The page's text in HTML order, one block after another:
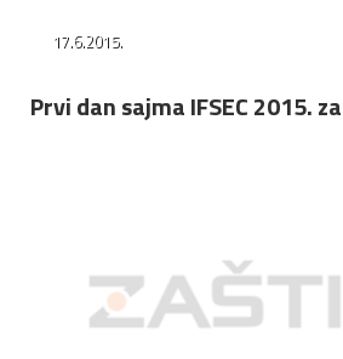
17.6.2015.
Prvi dan sajma IFSEC 2015.